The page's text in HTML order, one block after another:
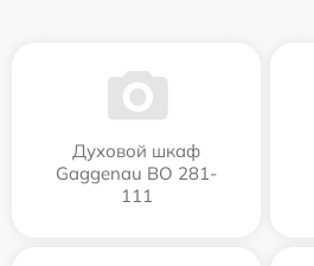
Духовой шкаф
Gaggenau BO 281-
111